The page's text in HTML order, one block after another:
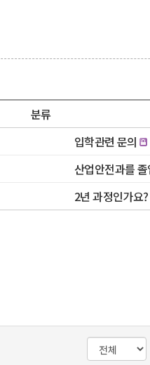
분류
입학관련 문의
산업안전과를
2년 과정인가요?